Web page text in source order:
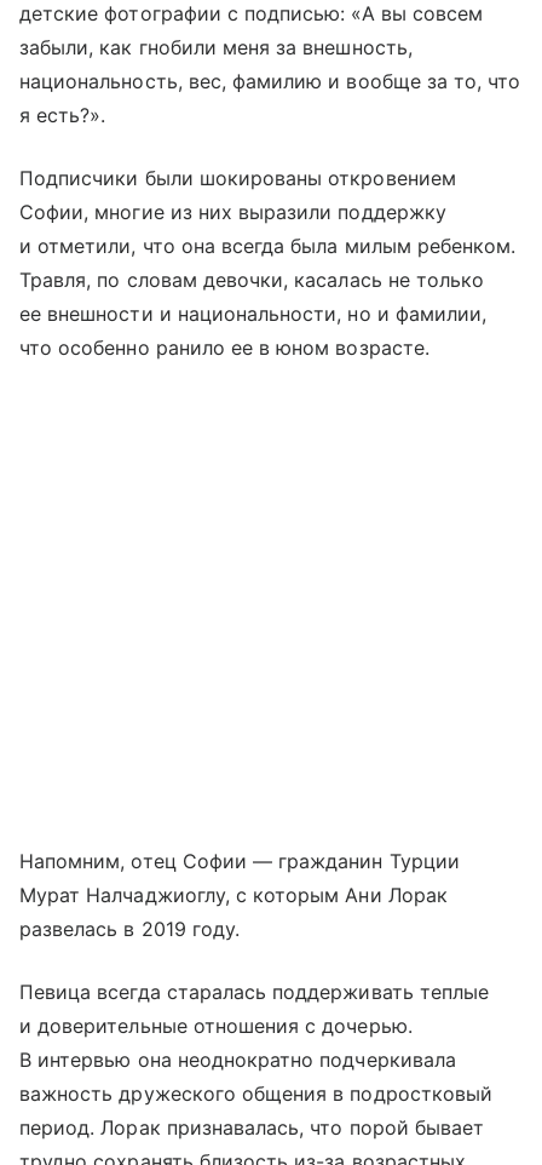
детские фотографии с подписью: «А вы совсем
забыли, как гнобили меня за внешность,
национальность, вес, фамилию и вообще за то, что
я есть?».
Подписчики были шокированы откровением
Софии, многие из них выразили поддержку
и отметили, что она всегда была милым ребенком.
Травля, по словам девочки, касалась не только
ее внешности и национальности, но и фамилии,
что особенно ранило ее в юном возрасте.
Напомним, отец Софии — гражданин Турции
Мурат Налчаджиоглу, с которым Ани Лорак
развелась в 2019 году.
Певица всегда старалась поддерживать теплые
и доверительные отношения с дочерью.
В интервью она неоднократно подчеркивала
важность дружеского общения в подростковый
период. Лорак признавалась, что порой бывает